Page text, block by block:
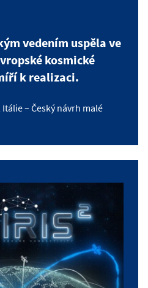
vedením uspěla ve
kosmické
k realizaci.
– Český návrh malé